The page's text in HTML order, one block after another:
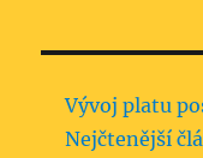
Vývoj platu
Nejčtenější